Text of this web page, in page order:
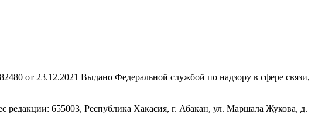
от 23.12.2021 Выдано Федеральной службой по надзору в сфере связи,
655003, Республика Хакасия, г. Абакан, ул. Маршала Жукова, д.